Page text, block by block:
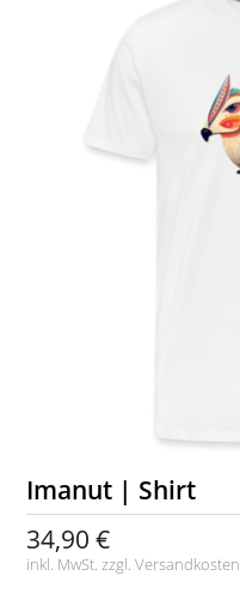
Imanut | Shirt
34,90 €
inkl. MwSt. zzgl.Versandkosten